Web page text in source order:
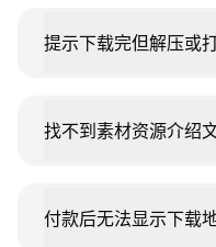
提示下载完但解压或
找不到素材资源介绍
付款后无法显示下载